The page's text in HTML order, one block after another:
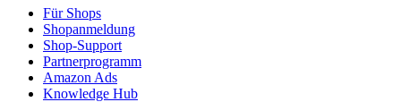
Für Shops
Shopanmeldung
Shop-Support
Partnerprogramm
Amazon Ads
Knowledge Hub